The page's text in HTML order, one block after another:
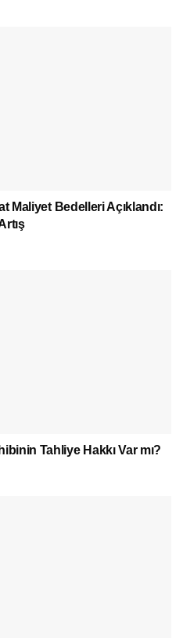
Maliyet Bedelleri Açıklandı:
Tahliye Hakkı Var mı?